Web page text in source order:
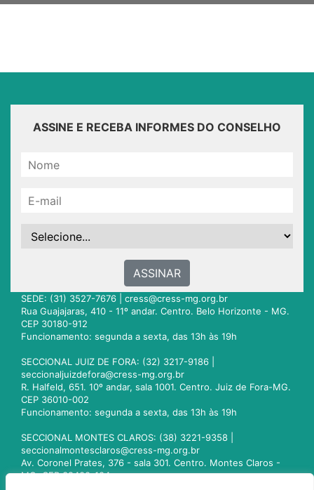
ASSINE E RECEBA INFORMES DO CONSELHO
ASSINAR
SEDE: (31) 3527-7676 | cress@cress-mg.org.br
Rua Guajajaras, 410 - 11º andar. Centro. Belo Horizonte - MG.
CEP 30180-912
Funcionamento: segunda a sexta, das 13h às 19h
SECCIONAL JUIZ DE FORA: (32) 3217-9186 |
seccionaljuizdefora@cress-mg.org.br
R. Halfeld, 651. 10º andar, sala 1001. Centro. Juiz de Fora-MG.
CEP 36010-002
Funcionamento: segunda a sexta, das 13h às 19h
SECCIONAL MONTES CLAROS: (38) 3221-9358 |
seccionalmontesclaros@cress-mg.org.br
Av. Coronel Prates, 376 - sala 301. Centro. Montes Claros -
MG. CEP 39400-104